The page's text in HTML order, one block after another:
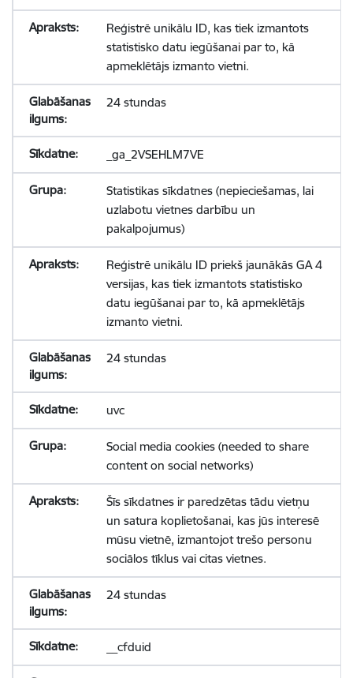
Reģistrē unikālu ID, kas tiek izmantots
statistisko datu iegūšanai par to, kā
apmeklētājs izmanto vietni.
24 stundas
_ga_2VSEHLM7VE
Statistikas sīkdatnes (nepieciešamas, lai
uzlabotu vietnes darbību un
pakalpojumus)
Reģistrē unikālu ID priekš jaunākās GA 4
versijas, kas tiek izmantots statistisko
datu iegūšanai par to, kā apmeklētājs
izmanto vietni.
24 stundas
uvc
Social media cookies (needed to share
content on social networks)
Šīs sīkdatnes ir paredzētas tādu vietņu
un satura koplietošanai, kas jūs interesē
mūsu vietnē, izmantojot trešo personu
sociālos tīklus vai citas vietnes.
24 stundas
__cfduid